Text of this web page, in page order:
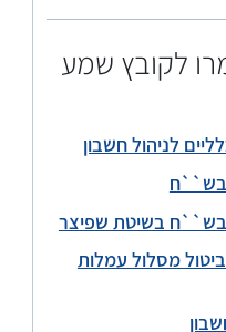
לקובץ שמע
לניהול חשבון
בש``ח
בשיטת שפיצר
מסלול עמלות